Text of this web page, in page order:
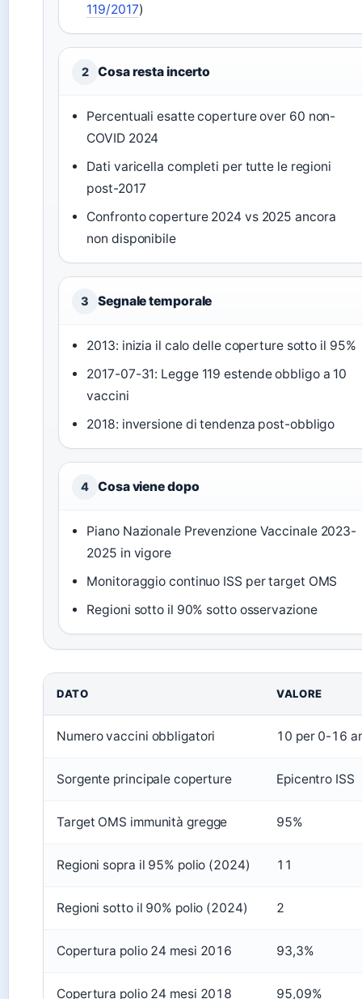
119/2017)
2 Cosa resta incerto
Percentuali esatte coperture over 60 non-
COVID 2024
Dati varicella completi per tutte le regioni
post-2017
Confronto coperture 2024 vs 2025 ancora
non disponibile
3 Segnale temporale
2013: inizia il calo delle coperture sotto il 95%
2017-07-31: Legge 119 estende obbligo a 10
vaccini
2018: inversione di tendenza post-obbligo
4 Cosa viene dopo
Piano Nazionale Prevenzione Vaccinale 2023-
2025 in vigore
Monitoraggio continuo ISS per target OMS
Regioni sotto il 90% sotto osservazione
DATO VALORE
Numero vaccini obbligatori 10 per 0-16
Sorgente principale coperture Epicentro ISS
Target OMS immunità gregge 95%
Regioni sopra il 95% polio (2024) 11
Regioni sotto il 90% polio (2024) 2
Copertura polio 24 mesi 2016 93,3%
Copertura polio 24 mesi 2018 95,09%